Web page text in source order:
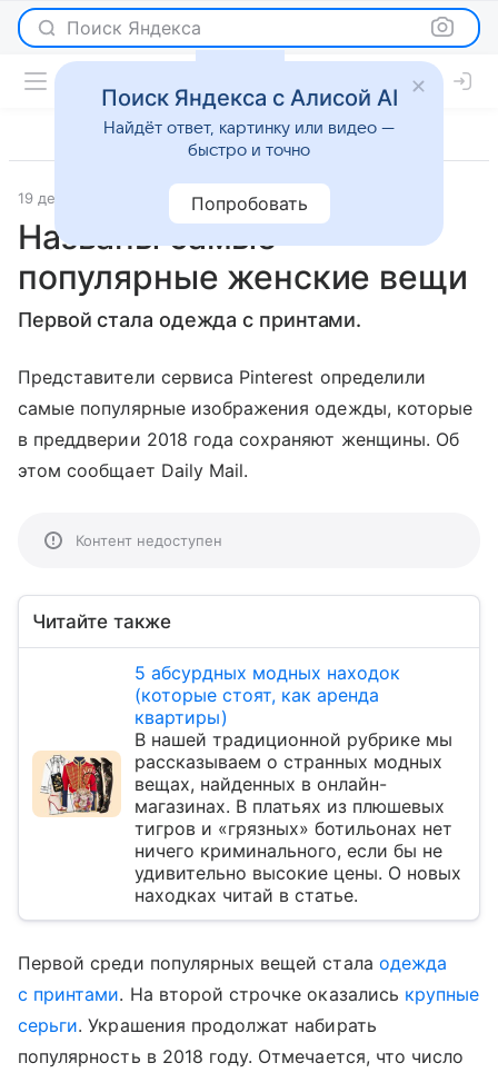
Поиск Яндекса
19 декабря 2017 Lenta.Ru Новости
Названы самые
популярные женские вещи
Первой стала одежда с принтами.
Представители сервиса Pinterest определили
самые популярные изображения одежды, которые
в преддверии 2018 года сохраняют женщины. Об
этом сообщает Daily Mail.
Контент недоступен
Читайте также
5 абсурдных модных находок
(которые стоят, как аренда
квартиры)
В нашей традиционной рубрике мы
рассказываем о странных модных
вещах, найденных в онлайн-
магазинах. В платьях из плюшевых
тигров и «грязных» ботильонах нет
ничего криминального, если бы не
удивительно высокие цены. О новых
находках читай в статье.
Первой среди популярных вещей стала одежда
с принтами. На второй строчке оказались крупные
серьги. Украшения продолжат набирать
популярность в 2018 году. Отмечается, что число
Поиск Яндекса с Алисой AI
Найдёт ответ, картинку или видео —
быстро и точно
Попробовать